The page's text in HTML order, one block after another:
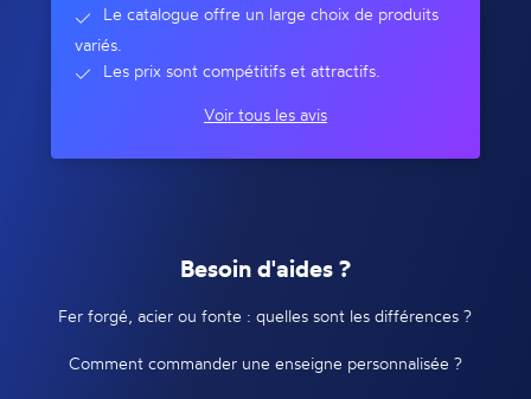
Le catalogue offre un large choix de produits
variés.
Les prix sont compétitifs et attractifs.
Voir tous les avis
Besoin d'aides ?
Fer forgé, acier ou fonte : quelles sont les différences ?
Comment commander une enseigne personnalisée ?